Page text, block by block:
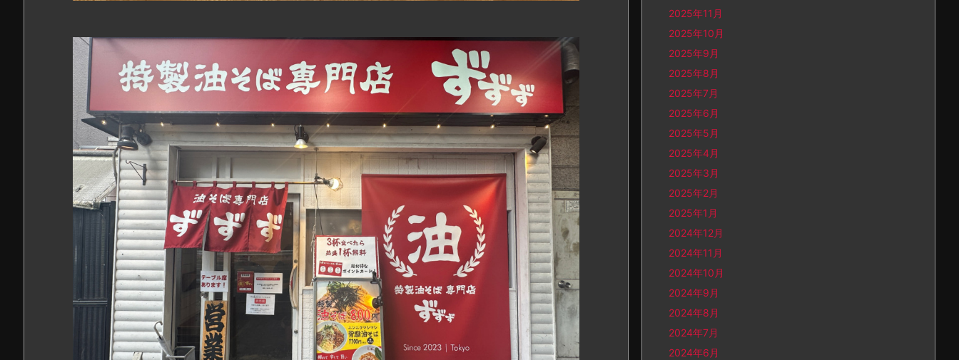
2025年11月
2025年10月
2025年9月
2025年8月
2025年7月
2025年6月
2025年5月
2025年4月
2025年3月
2025年2月
2025年1月
2024年12月
2024年11月
2024年10月
2024年9月
2024年8月
2024年7月
2024年6月